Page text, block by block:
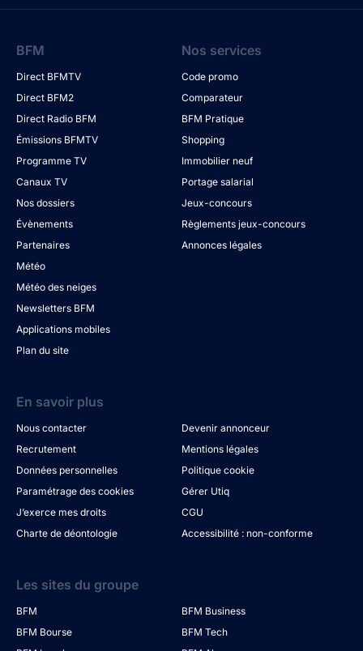
BFM
Direct BFMTV
Direct BFM2
Direct Radio BFM
Émissions BFMTV
Programme TV
Canaux TV
Nos dossiers
Évènements
Partenaires
Météo
Météo des neiges
Newsletters BFM
Applications mobiles
Plan du site
Nos services
Code promo
Comparateur
BFM Pratique
Shopping
Immobilier neuf
Portage salarial
Jeux-concours
Règlements jeux-concours
Annonces légales
En savoir plus
Nous contacter
Devenir annonceur
Recrutement
Mentions légales
Données personnelles
Politique cookie
Paramétrage des cookies
Gérer Utiq
J’exerce mes droits
CGU
Charte de déontologie
Accessibilité : non-conforme
Les sites du groupe
BFM
BFM Business
BFM Bourse
BFM Tech